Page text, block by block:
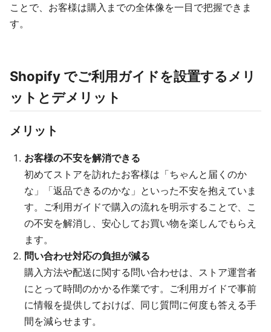
ことで、お客様は購入までの全体像を一目で把握できま
す。
Shopify でご利用ガイドを設置するメリ
ットとデメリット
メリット
お客様の不安を解消できる
初めてストアを訪れたお客様は「ちゃんと届くのか
な」「返品できるのかな」といった不安を抱えていま
す。ご利用ガイドで購入の流れを明示することで、こ
の不安を解消し、安心してお買い物を楽しんでもらえ
ます。
問い合わせ対応の負担が減る
購入方法や配送に関する問い合わせは、ストア運営者
にとって時間のかかる作業です。ご利用ガイドで事前
に情報を提供しておけば、同じ質問に何度も答える手
間を減らせます。